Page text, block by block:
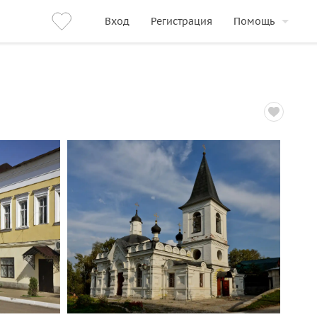
Вход Регистрация Помощь